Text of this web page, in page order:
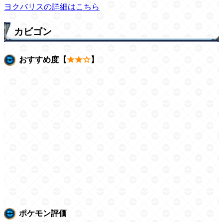
ヨクバリスの詳細はこちら
カビゴン
おすすめ度【★★☆】
ポケモン評価